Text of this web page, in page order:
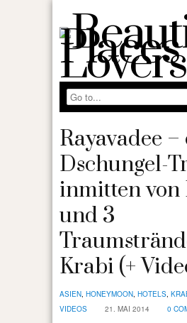
Rayavadee –
Dschungel-
inmitten von
und 3
Krabi (+
ASIEN, HONEYMOON, HOTELS,
VIDEOS
21. MAI 2014 0